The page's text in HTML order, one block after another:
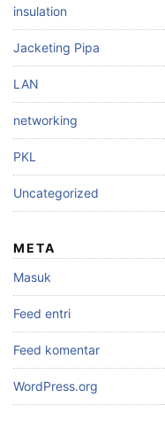
insulation
Jacketing Pipa
LAN
networking
PKL
Uncategorized
META
Masuk
Feed entri
Feed komentar
WordPress.org